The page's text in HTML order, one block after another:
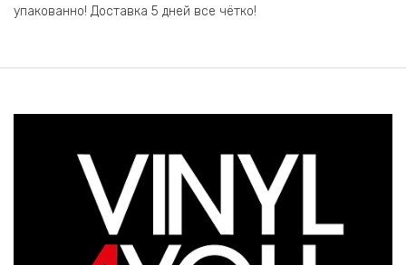
упакованно! Доставка 5 дней все чётко!